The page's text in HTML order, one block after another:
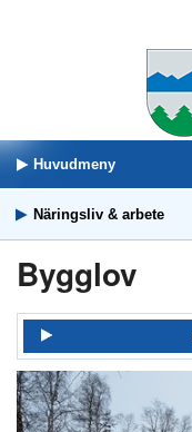
Huvudmeny
Näringsliv & arbete
Bygglov